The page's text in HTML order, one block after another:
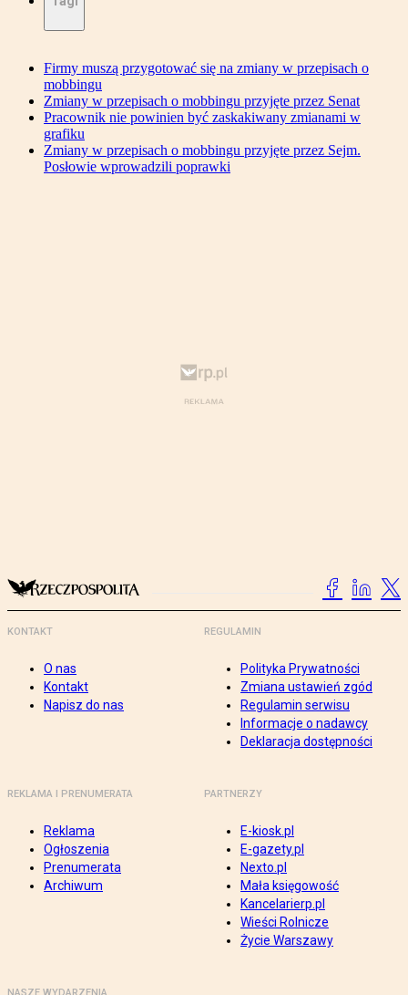
Firmy muszą przygotować się na zmiany w przepisach o
mobbingu
Zmiany w przepisach o mobbingu przyjęte przez Senat
Pracownik nie powinien być zaskakiwany zmianami w
grafiku
Zmiany w przepisach o mobbingu przyjęte przez Sejm.
Posłowie wprowadzili poprawki
KONTAKT
O nas
Kontakt
Napisz do nas
REGULAMIN
Polityka Prywatności
Zmiana ustawień zgód
Regulamin serwisu
Informacje o nadawcy
Deklaracja dostępności
REKLAMA I PRENUMERATA
Reklama
Ogłoszenia
Prenumerata
Archiwum
PARTNERZY
E-kiosk.pl
E-gazety.pl
Nexto.pl
Mała księgowość
Kancelarierp.pl
Wieści Rolnicze
Życie Warszawy